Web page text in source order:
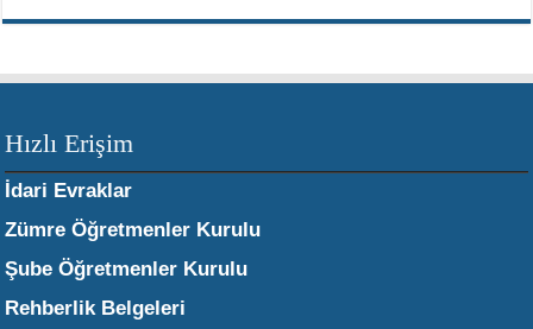
Hızlı Erişim
İdari Evraklar
Zümre Öğretmenler Kurulu
Şube Öğretmenler Kurulu
Rehberlik Belgeleri